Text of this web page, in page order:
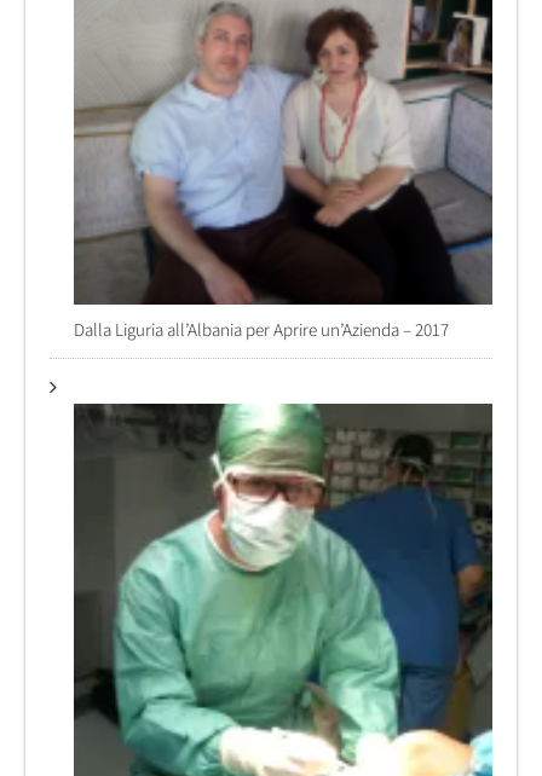
Dalla Liguria all’Albania per Aprire un’Azienda – 2017